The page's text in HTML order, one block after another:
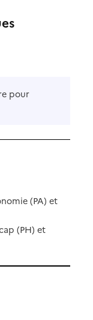
pour
(PA) et
(PH) et